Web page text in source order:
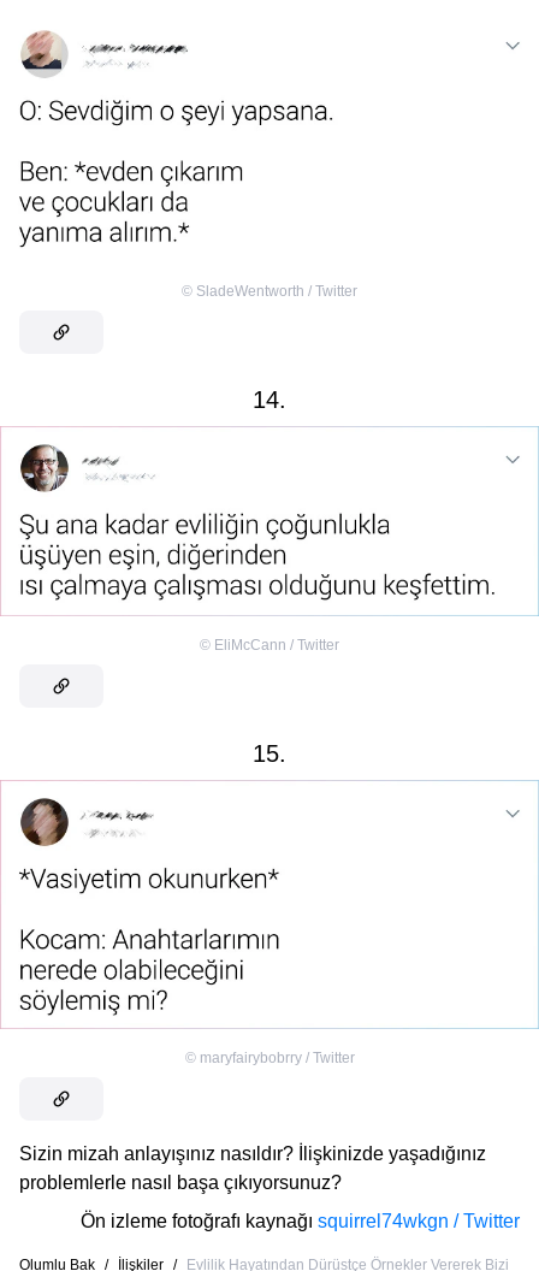
© SladeWentworth / Twitter
14.
© EliMcCann / Twitter
15.
© maryfairybobrry / Twitter
Sizin mizah anlayışınız nasıldır? İlişkinizde yaşadığınız
problemlerle nasıl başa çıkıyorsunuz?
Ön izleme fotoğrafı kaynağı squirrel74wkgn / Twitter
Olumlu Bak / İlişkiler / Evlilik Hayatından Dürüstçe Örnekler Vererek Bizi